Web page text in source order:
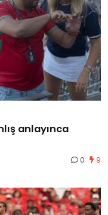
anlayınca
0 9